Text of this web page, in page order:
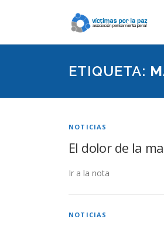
ETIQUETA:
NOTICIAS
El dolor de la
Ir a la nota
NOTICIAS